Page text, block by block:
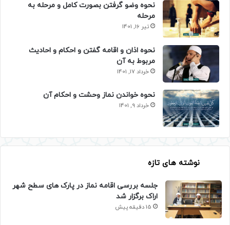
نحوه وضو گرفتن بصورت کامل و مرحله به
مرحله
تیر 16, 1401
نحوه اذان و اقامه گفتن و احکام و احادیث
مربوط به آن
خرداد 17, 1401
نحوه خواندن نماز وحشت و احکام آن
خرداد 9, 1401
نوشته های تازه
جلسه بررسی اقامه نماز در پارک های سطح شهر
اراک برگزار شد
15 دقیقه پیش